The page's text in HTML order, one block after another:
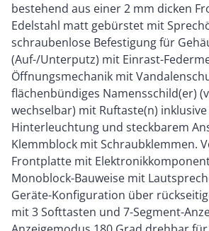
bestehend aus einer 2 mm dicken
Edelstahl matt gebürstet mit
schraubenlose Befestigung für
(Auf-/Unterputz) mit Einrast-
Öffnungsmechanik mit
flächenbündiges Namensschild(er)
wechselbar) mit Ruftaste(n) inklusive
Hinterleuchtung und steckbarem
Klemmblock mit Schraubklemmen.
Frontplatte mit
Monoblock-Bauweise mit
Geräte-Konfiguration über
mit 3 Softtasten und 7-Segment-